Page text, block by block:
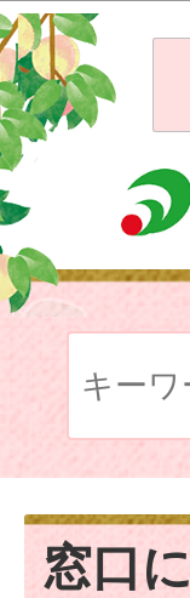
窓口